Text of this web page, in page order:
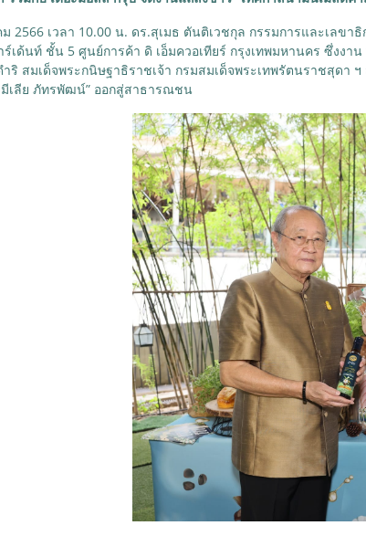
2566 เวลา 10.00 น. ดร.สุเมธ ตันติเวชกุล กรรมการและเล
ร์เด้นท์ ชั้น 5 ศูนย์การค้า ดิ เอ็มควอเทียร์ กรุงเทพมหานคร ซึ่งง
ริ สมเด็จพระกนิษฐาธิราชเจ้า กรมสมเด็จพระเทพรัตนราชสุด
เลีย ภัทรพัฒน์” ออกสู่สาธารณชน